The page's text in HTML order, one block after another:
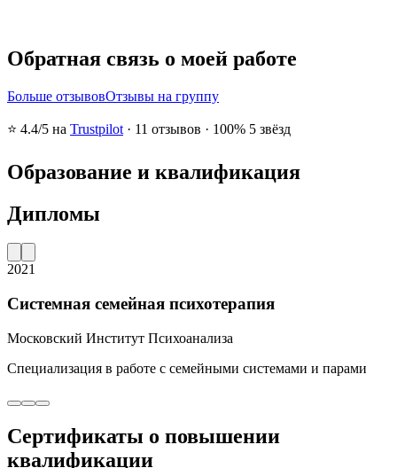
Обратная связь о моей работе
Больше отзывовОтзывы на группу
⭐ 4.4/5 на Trustpilot · 11 отзывов · 100% 5 звёзд
Образование и квалификация
Дипломы
2021
Системная семейная психотерапия
Московский Институт Психоанализа
Специализация в работе с семейными системами и парами
Сертификаты о повышении
квалификации